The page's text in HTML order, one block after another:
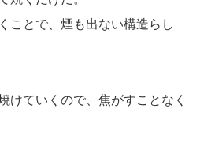
ことで、煙も出ない構造らし
けていくので、焦がすことなく